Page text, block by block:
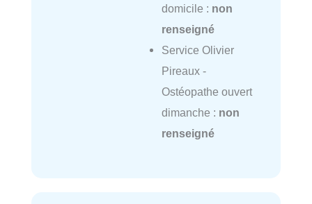
domicile : non
renseigné
Service Olivier
Pireaux -
Ostéopathe ouvert
dimanche : non
renseigné